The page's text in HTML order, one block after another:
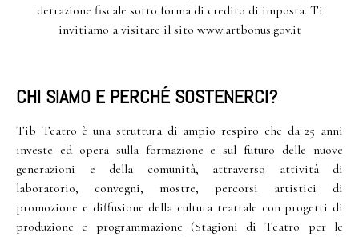
detrazione fiscale sotto forma di credito di imposta. Ti
invitiamo a visitare il sito www.artbonus.gov.it
CHI SIAMO E PERCHÉ SOSTENERCI?
Tib Teatro è una struttura di ampio respiro che da 25 anni
investe ed opera sulla formazione e sul futuro delle nuove
generazioni e della comunità, attraverso attività di
laboratorio, convegni, mostre, percorsi artistici di
promozione e diffusione della cultura teatrale con progetti di
produzione e programmazione (Stagioni di Teatro per le